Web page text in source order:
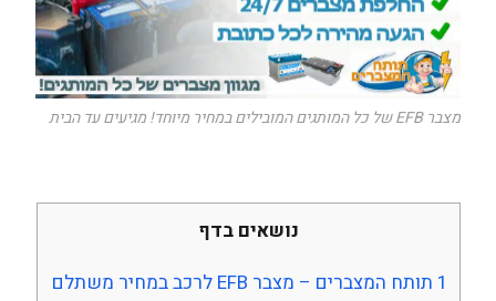
מצבר EFB של כל המותגים המובילים במחיר מיוחד! מגיעים עד הבית
נושאים בדף
1
תותח המצברים – מצבר EFB לרכב במחיר משתלם